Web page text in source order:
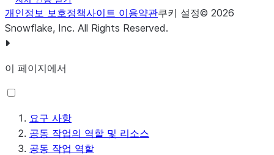
개인정보 보호정책사이트 이용약관쿠키 설정© 2026
Snowflake, Inc. All Rights Reserved.
이 페이지에서
요구 사항
공동 작업의 역할 및 리소스
공동 작업 역할